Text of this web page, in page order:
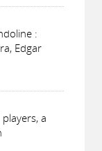
:
Edgar
a